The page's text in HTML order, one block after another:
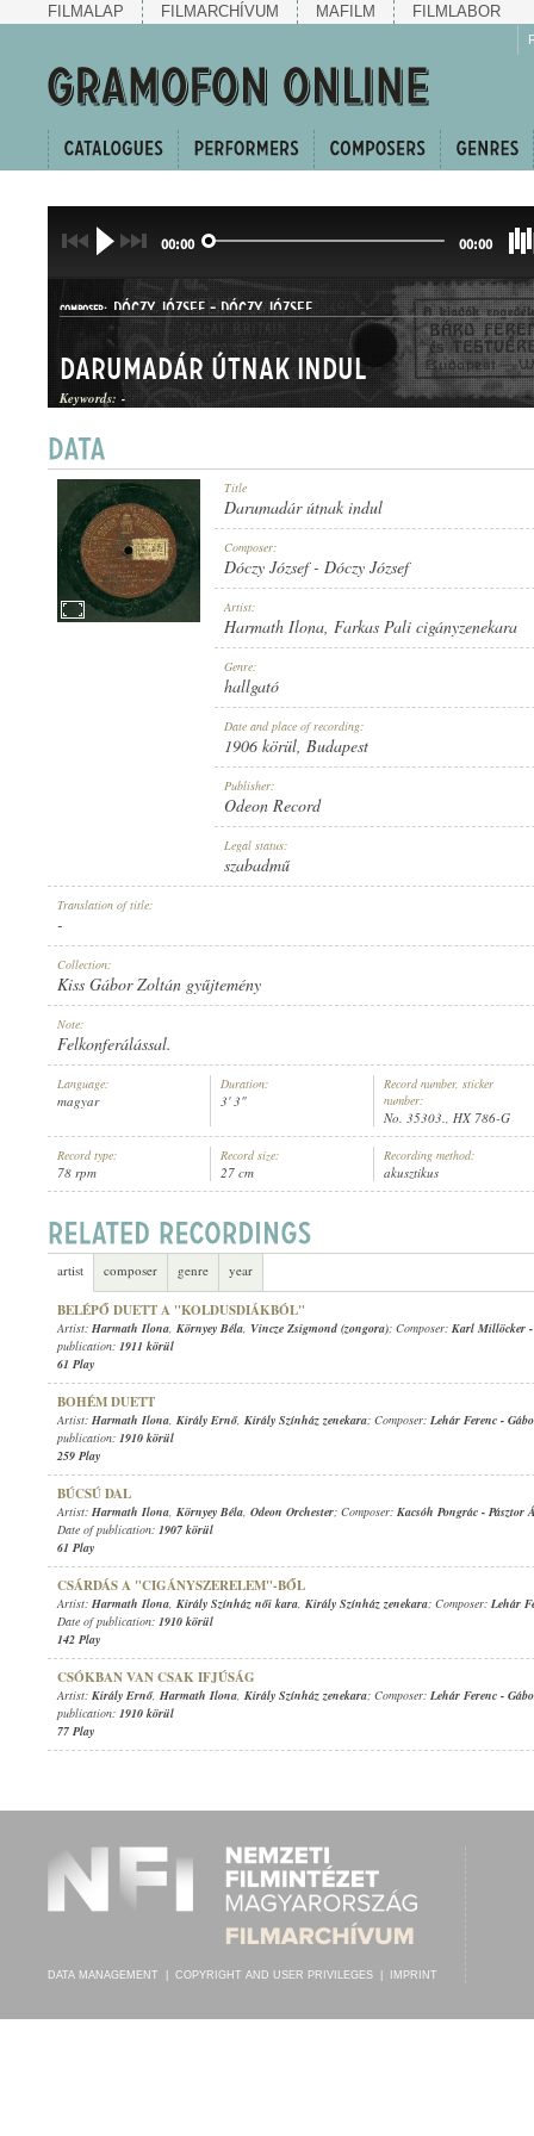
FILMALAP FILMARCHÍVUM MAFILM FILMLABOR
00:00 00:00
COMPOSER: DÓCZY JÓZSEF-DÓCZY JÓZSEF
HALLGATÓ
RECORD NUMBER:
Darumadár útnak indul
Keywords: -
Title
Darumadár útnak indul
Composer:
Dóczy József- Dóczy József
Artist:
Harmath Ilona, Farkas Pali cigányzenekara
Genre:
hallgató
Date and place of recording:
1906 körül, Budapest
Publisher:
Odeon Record
Legal status:
szabadmű
Translation of title:
-
Collection:
Kiss Gábor Zoltán gyűjtemény
Note:
Felkonferálással.
Language:
magyar
Duration:
3' 3"
Record number, sticker
number:
No. 35303., HX 786-G
Record type:
78 rpm
Record size:
27 cm
Recording method:
akusztikus
artist composer genre year
BELÉPŐ DUETT A "KOLDUSDIÁKBÓL"
Artist: Harmath Ilona, Környey Béla, Vincze Zsigmond (zongora); Composer: Karl Millöcker
publication: 1911 körül
61 Play
BOHÉM DUETT
Artist: Harmath Ilona, Király Ernő, Király Színház zenekara; Composer: Lehár Ferenc -
publication: 1910 körül
259 Play
BÚCSÚ DAL
Artist: Harmath Ilona, Környey Béla, Odeon Orchester; Composer: Kacsóh Pongrác - Pásztor
Date of publication: 1907 körül
61 Play
CSÁRDÁS A "CIGÁNYSZERELEM"-BŐL
Artist: Harmath Ilona, Király Színház női kara, Király Színház zenekara; Composer: Lehár
Date of publication: 1910 körül
142 Play
CSÓKBAN VAN CSAK IFJÚSÁG
Artist: Király Ernő, Harmath Ilona, Király Színház zenekara; Composer: Lehár Ferenc -
publication: 1910 körül
77 Play
DATA MANAGEMENT COPYRIGHT AND USER PRIVILEGES IMPRINT